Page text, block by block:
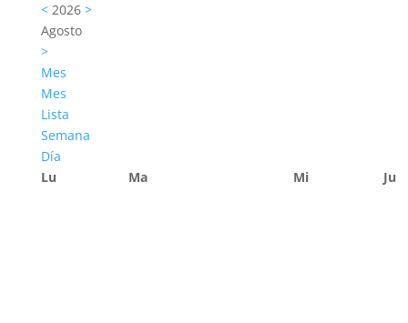
<2026 >
Agosto
>
Mes
Mes
Lista
Semana
Día
Lu
Ma Mi Ju